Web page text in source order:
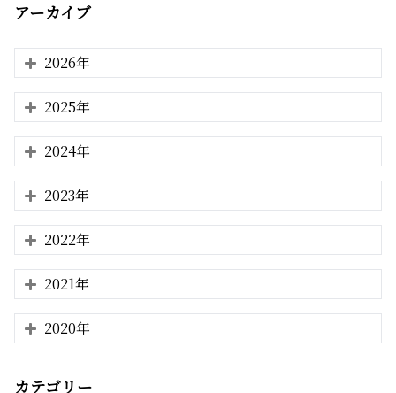
アーカイブ
2026年
2025年
2024年
2023年
2022年
2021年
2020年
カテゴリー